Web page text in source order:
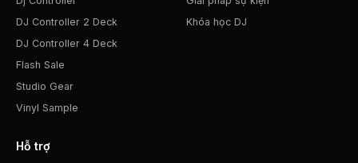
DJ Controller 2 Deck
DJ Controller 4 Deck
Flash Sale
Studio Gear
Vinyl Sample
Khóa học DJ
Hỗ trợ